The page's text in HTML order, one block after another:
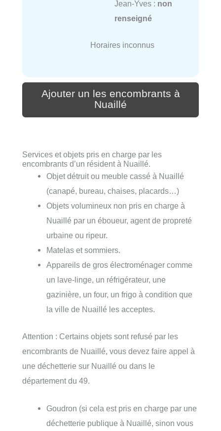
Jean-Yves : non
renseigné
Horaires inconnus
Ajouter un les encombrants à
Nuaillé
Services et objets pris en charge par les
encombrants d’un résident à Nuaillé.
Objet détruit ou meuble cassé à Nuaillé
(canapé, bureau, chaises, placards…)
Objets volumineux non pris en charge à
Nuaillé par un éboueur, agent de propreté
urbaine ou ripeur.
Matelas et sommiers.
Appareils de gros électroménager comme
un lave-linge, un réfrigérateur, une
gazinière, un four, un frigo à condition que
la ville de Nuaillé les acceptes.
Attention : Certains objets sont refusé par les
encombrants de Nuaillé, vous devez faire appel à
une déchetterie sur Nuaillé ou dans le
département du 49.
Goudron (si cela est pris en charge par une
déchetterie publique à Nuaillé, sinon vous